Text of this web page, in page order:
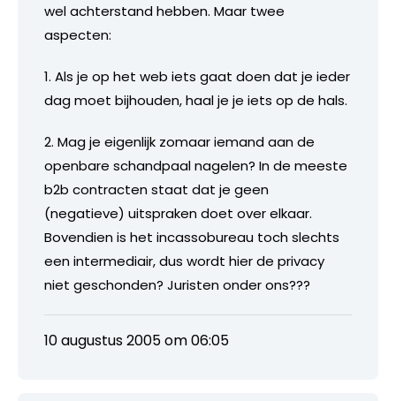
wel achterstand hebben. Maar twee
aspecten:
1. Als je op het web iets gaat doen dat je ieder
dag moet bijhouden, haal je je iets op de hals.
2. Mag je eigenlijk zomaar iemand aan de
openbare schandpaal nagelen? In de meeste
b2b contracten staat dat je geen
(negatieve) uitspraken doet over elkaar.
Bovendien is het incassobureau toch slechts
een intermediair, dus wordt hier de privacy
niet geschonden? Juristen onder ons???
10 augustus 2005 om 06:05